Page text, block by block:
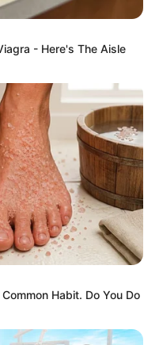
Have Nothing To Do
- Here's The Aisle
Habit. Do You Do